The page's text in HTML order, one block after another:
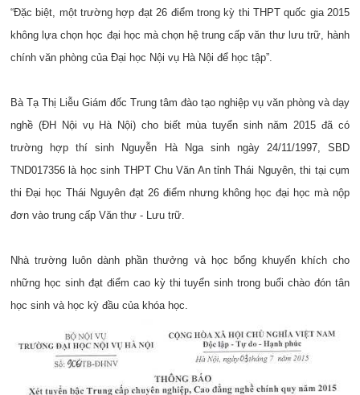
“Đặc biệt, một trường hợp đạt 26 điểm trong kỳ thi THPT quốc gia 2015
không lựa chọn học đại học mà chọn hệ trung cấp văn thư lưu trữ, hành
chính văn phòng của Đại học Nội vụ Hà Nội để học tập”.
Bà Tạ Thị Liễu Giám đốc Trung tâm đào tạo nghiệp vụ văn phòng và dạy
nghề (ĐH Nội vụ Hà Nội) cho biết mùa tuyển sinh năm 2015 đã có
trường hợp thí sinh Nguyễn Hà Nga sinh ngày 24/11/1997, SBD
TND017356 là học sinh THPT Chu Văn An tỉnh Thái Nguyên, thi tại cụm
thi Đại học Thái Nguyên đạt 26 điểm nhưng không học đại học mà nộp
đơn vào trung cấp Văn thư - Lưu trữ.
Nhà trường luôn dành phần thưởng và học bổng khuyến khích cho
những học sinh đạt điểm cao kỳ thi tuyển sinh trong buổi chào đón tân
học sinh và học kỳ đầu của khóa học.